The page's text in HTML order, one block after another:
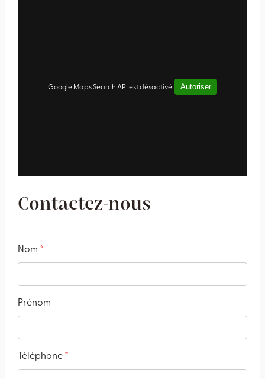
Google Maps Search API est désactivé. Autoriser
Contactez-nous
Nom *
Prénom
Téléphone *